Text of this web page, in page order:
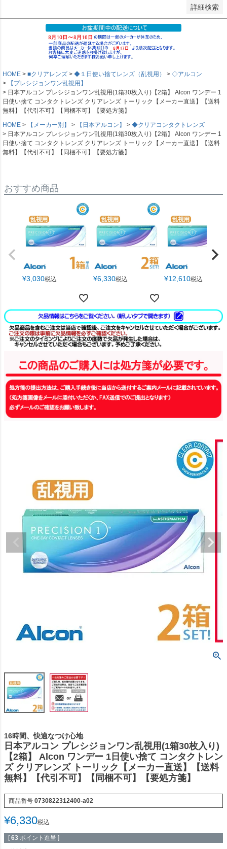
詳細検索
HOME ■クリアレンズ ◆１日使い捨てレンズ（乱視用）
◇アルコン
【プレシジョンワン乱視用】
日本アルコン プレシジョンワン乱視用(1箱30枚入り)【2箱】 Alcon ワンデー 1
日使い捨て コンタクトレンズ クリアレンズ トーリック【メーカー直送】【送料
無料】【代引不可】【同梱不可】【要処方箋】
HOME
【メーカー別】 【日本アルコン】
◆クリアコンタクトレンズ
日本アルコン プレシジョンワン乱視用(1箱30枚入り)【2箱】 Alcon ワンデー 1
日使い捨て コンタクトレンズ クリアレンズ トーリック【メーカー直送】【送料
無料】【代引不可】【同梱不可】【要処方箋】
おすすめ商品
¥3,030税込 ¥6,330税込 ¥12,610税込
16時間、快適なつけ心地
日本アルコン プレシジョンワン乱視用(1箱30枚入り)
【2箱】 Alcon ワンデー 1日使い捨て コンタクトレン
ズ クリアレンズ トーリック【メーカー直送】【送料
無料】【代引不可】【同梱不可】【要処方箋】
商品番号 0730822312400-a02
¥6,330税込
[ 63 ポイント進呈 ]